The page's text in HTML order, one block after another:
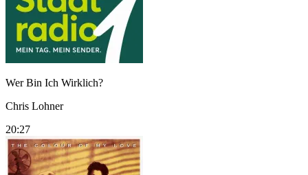
Wer Bin Ich Wirklich?
Chris Lohner
20:27